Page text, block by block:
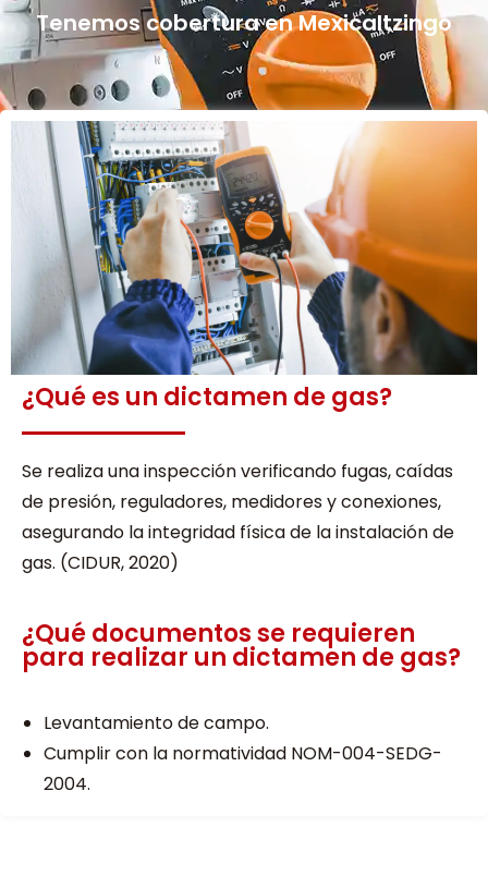
Tenemos cobertura en Mexicaltzingo
¿Qué es un dictamen de gas?
Se realiza una inspección verificando fugas, caídas
de presión, reguladores, medidores y conexiones,
asegurando la integridad física de la instalación de
gas. (CIDUR, 2020)
¿Qué documentos se requieren
para realizar un dictamen de gas?
Levantamiento de campo.
Cumplir con la normatividad NOM-004-SEDG-
2004.